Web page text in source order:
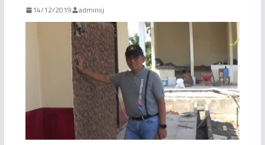
14/12/2019 adminsj